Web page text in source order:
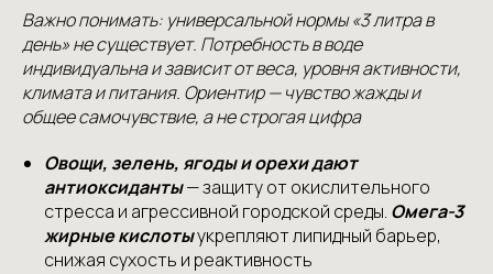
Важно понимать: универсальной нормы «3 литра в
день» не существует. Потребность в воде
индивидуальна и зависит от веса, уровня активности,
климата и питания. Ориентир — чувство жажды и
общее самочувствие, а не строгая цифра
Овощи, зелень, ягоды и орехи дают
антиоксиданты— защиту от окислительного
стресса и агрессивной городской среды. Омега-3
жирные кислотыукрепляют липидный барьер,
снижая сухость и реактивность